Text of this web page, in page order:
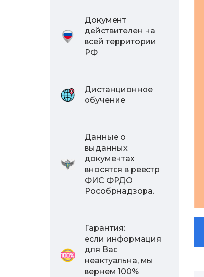
Документ
действителен на
всей территории
РФ
Дистанционное
обучение
Данные о
выданных
документах
вносятся в реестр
ФИС ФРДО
Рособрнадзора.
Гарантия:
если информация
для Вас
неактуальна, мы
вернем 100%